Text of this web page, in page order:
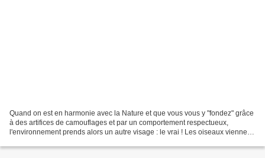
Quand on est en harmonie avec la Nature et que vous vous y "fondez" grâce
à des artifices de camouflages et par un comportement respectueux,
l'environnement prends alors un autre visage : le vrai ! Les oiseaux viennent